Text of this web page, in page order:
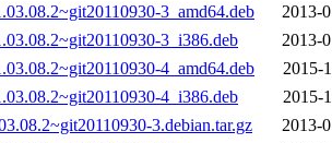
3_amd64.deb
2013-
3_i386.deb
2013-
4_amd64.deb
2015-
4_i386.deb
2015-
3.debian.tar.gz
2013-